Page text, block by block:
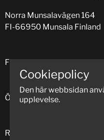
Norra Munsalavägen 164
FI-66950 Munsala Finland
FO-nummer: 0917597-4
Öppet mån-fre 8.00-16.30.
Reservdelar
Cookiepolicy
Den här webbsidan
upplevelse.